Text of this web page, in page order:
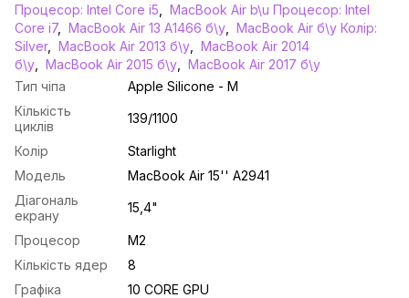
Процесор: Intel Core i5
MacBook Air b\u Процесор: Intel
Core i7, MacBook Air 13 A1466 б\у
MacBook Air б\у Колір:
Silver, MacBook Air 2013 б\у
MacBook Air 2014
б\у
MacBook Air 2015 б\у
MacBook Air 2017 б\у
Тип чіпа
Apple Silicone - M
Кількість
циклів
139/1100
Колір
Starlight
Модель
MacBook Air 15'' А2941
Діагональ
екрану
15,4"
Процесор
M2
Кількість ядер
8
Графіка
10 CORE GPU